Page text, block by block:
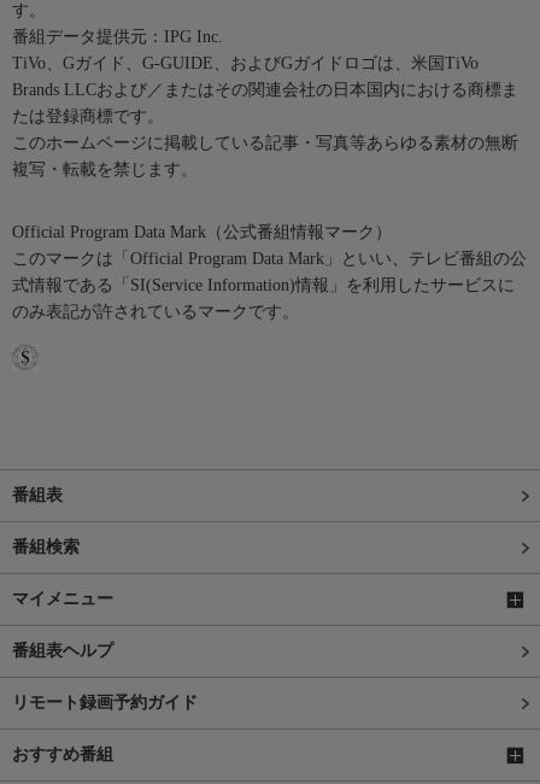
す。
番組データ提供元：IPG Inc.
TiVo、Gガイド、G-GUIDE、およびGガイドロゴは、米国TiVo
Brands LLCおよび／またはその関連会社の日本国内における商標ま
たは登録商標です。
このホームページに掲載している記事・写真等あらゆる素材の無断
複写・転載を禁じます。
Official Program Data Mark（公式番組情報マーク）
このマークは「Official Program Data Mark」といい、テレビ番組の公
式情報である「SI(Service Information)情報」を利用したサービスに
のみ表記が許されているマークです。
番組表
番組検索
マイメニュー
番組表ヘルプ
リモート録画予約ガイド
おすすめ番組